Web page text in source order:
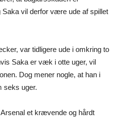
Saka vil derfor være ude af spillet
var tidligere ude i omkring to
Saka er væk i otte uger, vil
Dog mener nogle, at han i
seks uger.
et krævende og hårdt